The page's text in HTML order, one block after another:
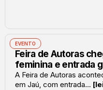
EVENTO
Feira de Autoras
feminina e entrada
A Feira de Autoras
em Jaú, com entrada...